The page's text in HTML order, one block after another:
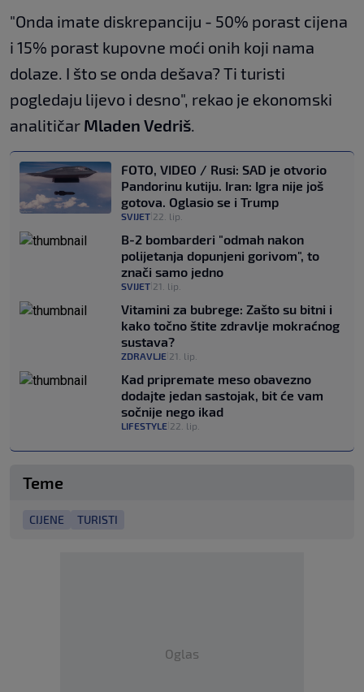
"Onda imate diskrepanciju - 50% porast cijena
i 15% porast kupovne moći onih koji nama
dolaze. I što se onda dešava? Ti turisti
pogledaju lijevo i desno", rekao je ekonomski
analitičar Mladen Vedriš.
FOTO, VIDEO / Rusi: SAD je otvorio
Pandorinu kutiju. Iran: Igra nije još
gotova. Oglasio se i Trump
SVIJET 22. lip.
B-2 bombarderi "odmah nakon
polijetanja dopunjeni gorivom", to
znači samo jedno
SVIJET 21. lip.
Vitamini za bubrege: Zašto su bitni i
kako točno štite zdravlje mokraćnog
sustava?
ZDRAVLJE 21. lip.
Kad pripremate meso obavezno
dodajte jedan sastojak, bit će vam
sočnije nego ikad
LIFESTYLE 22. lip.
Teme
CIJENE TURISTI
Oglas